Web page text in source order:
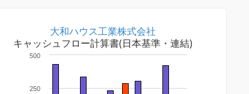
大和ハウス工業株式会社
キャッシュフロー計算書(日本基準・連結)
250
500